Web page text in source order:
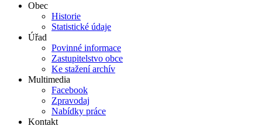
Obec
Historie
Statistické údaje
Úřad
Povinné informace
Zastupitelstvo obce
Ke stažení archív
Multimedia
Facebook
Zpravodaj
Nabídky práce
Kontakt